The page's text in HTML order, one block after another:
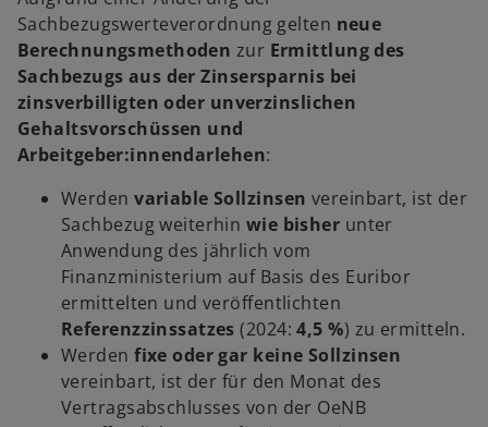
Sachbezugswerteverordnung gelten neue
Berechnungsmethoden zur Ermittlung des
Sachbezugs aus der Zinsersparnis bei
zinsverbilligten oder unverzinslichen
Gehaltsvorschüssen und
Arbeitgeber:innendarlehen:
Werdenvariable Sollzinsen vereinbart, ist der
Sachbezug weiterhin wie bisher unter
Anwendung des jährlich vom
Finanzministerium auf Basis des Euribor
ermittelten und veröffentlichten
Referenzzinssatzes(2024:4,5 %) zu ermitteln.
Werdenfixe oder gar keine Sollzinsen
vereinbart, ist der für den Monat des
Vertragsabschlusses von der OeNB